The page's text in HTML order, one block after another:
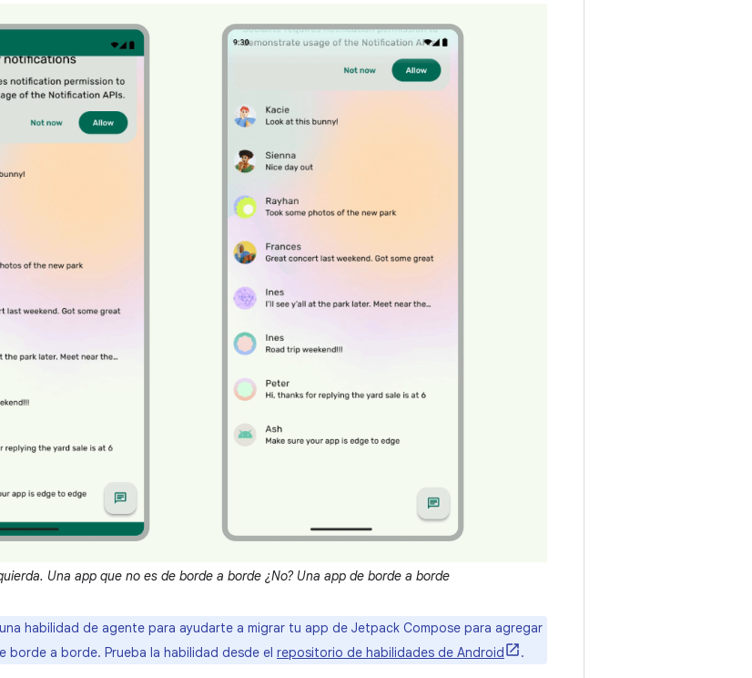
Una app que no es de borde a borde ¿No? Una app de borde a borde
habilidad de agente para ayudarte a migrar tu app de Jetpack Compose para agregar
a borde. Prueba la habilidad desde el repositorio de habilidades de Android .